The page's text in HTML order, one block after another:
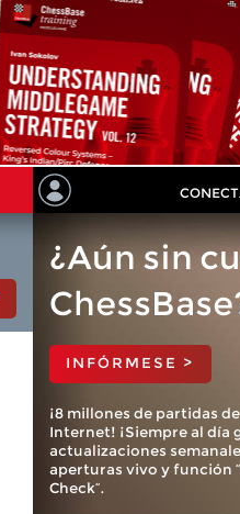
¿Aún sin
INFÓRMESE >
¡8 millones de partidas
Internet! ¡Siempre al día
actualizaciones
aperturas vivo y función
Check”.